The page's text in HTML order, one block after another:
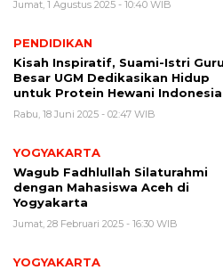
Jumat, 1 Agustus 2025 - 10:40 WIB
PENDIDIKAN
Kisah Inspiratif, Suami-Istri Guru
Besar UGM Dedikasikan Hidup
untuk Protein Hewani Indonesia
Rabu, 18 Juni 2025 - 02:47 WIB
YOGYAKARTA
Wagub Fadhlullah Silaturahmi
dengan Mahasiswa Aceh di
Yogyakarta
Jumat, 28 Februari 2025 - 16:30 WIB
YOGYAKARTA